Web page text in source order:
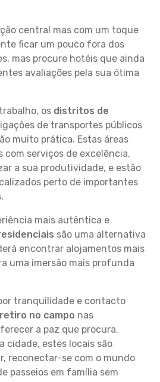
central mas com um toque
ficar um pouco fora dos
mas procure hotéis que ainda
avaliações pela sua ótima
os distritos de
de transportes públicos
muito prática. Estas áreas
com serviços de excelência,
a sua produtividade, e estão
perto de importantes
mais autêntica e
são uma alternativa
encontrar alojamentos mais
uma imersão mais profunda
tranquilidade e contacto
retiro no campo nas
a paz que procura.
cidade, estes locais são
reconectar-se com o mundo
passeios em família sem